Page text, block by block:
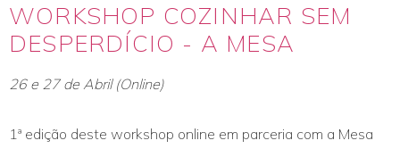
WORKSHOP COZINHAR SEM
DESPERDÍCIO - A MESA
26 e 27 de Abril (Online)
1ª edição deste workshop online em parceria com a Mesa